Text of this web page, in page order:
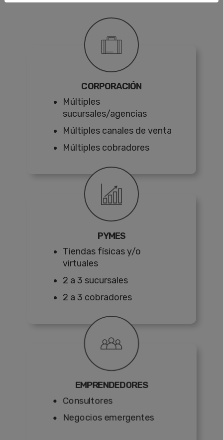
CORPORACIÓN
Múltiples
sucursales/agencias
Múltiples canales de venta
Múltiples cobradores
PYMES
Tiendas físicas y/o
virtuales
2 a 3 sucursales
2 a 3 cobradores
EMPRENDEDORES
Consultores
Negocios emergentes